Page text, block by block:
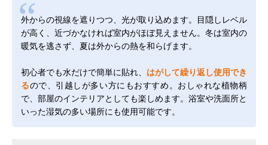
外からの視線を遮りつつ、光が取り込めます。目隠しレベル
が高く、近づかなければ室内がほぼ見えません。冬は室内の
暖気を逃さず、夏は外からの熱を和らげます。
初心者でも水だけで簡単に貼れ、 はがして繰り返し使用でき
るので、引越しが多い方にもおすすめ。おしゃれな植物柄
で、部屋のインテリアとしても楽しめます。浴室や洗面所と
いった湿気の多い場所にも使用可能です。